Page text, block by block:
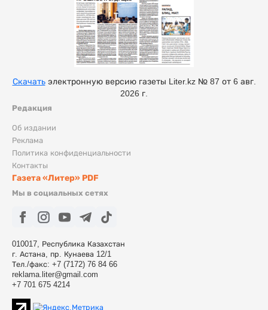
Редакция
Об издании
Реклама
Политика конфиденциальности
Контакты
Газета «Литер» PDF
Мы в социальных сетях
010017, Республика Казахстан
г. Астана, пр. Кунаева 12/1
Тел./факс: +7 (7172) 76 84 66
reklama.liter@gmail.com
+7 701 675 4214
Скачатьэлектронную версию газеты Liter.kz № 87 от 6 авг.
2026 г.